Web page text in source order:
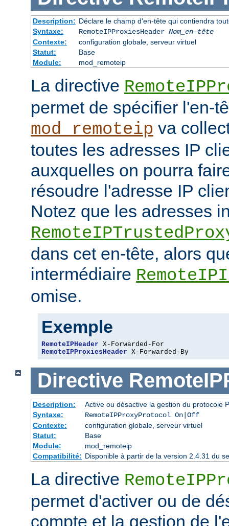
Description: Déclare le champ d'en-tête qui contiendra
Syntaxe:
RemoteIPProxiesHeader Nom_en-tête
Contexte:
configuration globale, serveur virtuel
Statut:
Base
Module:
mod_remoteip
La directive
permet de spécifier l'en-
mod_remoteip va
toutes les adresses IP
auxquelles on pourra
résoudre l'adresse IP
Notez que les adresses
dans cet en-tête, alors
intermédiaire
omise.
Exemple
RemoteIPHeader
RemoteIPProxiesHeader X-Forwarded-By
Directive
Description:
Active ou désactive la gestion du protocole
Syntaxe:
RemoteIPProxyProtocol On|Off
Contexte:
configuration globale, serveur virtuel
Statut:
Base
Module:
mod_remoteip
Compatibilité: Disponible à partir de la version 2.4.31 du
La directive
permet d'activer ou de
compte et la gestion de